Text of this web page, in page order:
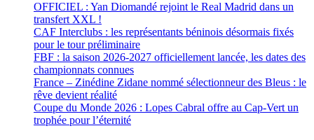
OFFICIEL : Yan Diomandé rejoint le Real Madrid dans un
transfert XXL !
CAF Interclubs : les représentants béninois désormais fixés
pour le tour préliminaire
FBF : la saison 2026-2027 officiellement lancée, les dates des
championnats connues
France – Zinédine Zidane nommé sélectionneur des Bleus : le
rêve devient réalité
Coupe du Monde 2026 : Lopes Cabral offre au Cap-Vert un
trophée pour l’éternité